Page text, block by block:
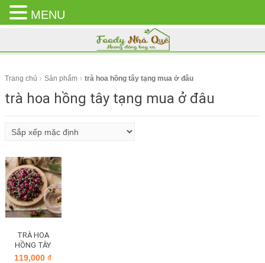
CLOSE
MENU
Trang chủ Sản phẩm trà hoa hồng tây tạng mua ở đâu
trà hoa hồng tây tạng mua ở đâu
TRÀ HOA
HỒNG TÂY
TẠNG
119,000₫
MENU